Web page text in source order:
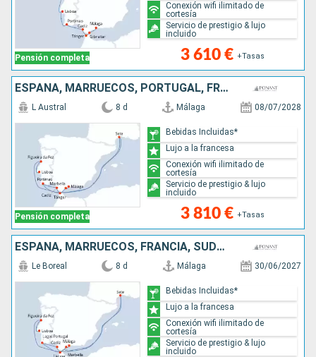
Pensión completa 3 610 € +Tasas
Conexión wifi ilimitado de
cortesía
Servicio de prestigio & lujo
incluido
ESPAÑA, MARRUECOS, PORTUGAL, FRANCIA, SUDAFRICA
Pensión completa
L Austral 8 d Málaga 08/07/2028
3 810 € +Tasas
Bebidas Incluidas*
Lujo a la francesa
Conexión wifi ilimitado de
cortesía
Servicio de prestigio & lujo
incluido
ESPAÑA, MARRUECOS, FRANCIA, SUDAFRICA, PORTUGAL
Le Boreal 8 d Málaga 30/06/2027
Bebidas Incluidas*
Lujo a la francesa
Conexión wifi ilimitado de
cortesía
Servicio de prestigio & lujo
incluido